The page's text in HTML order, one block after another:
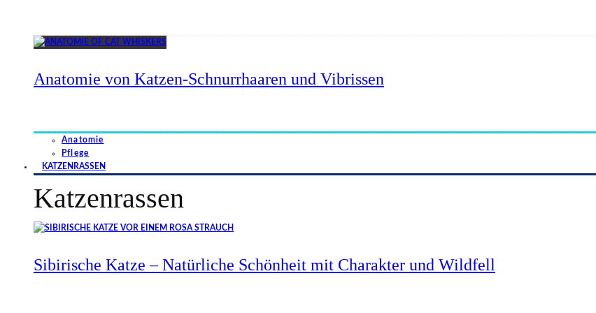
Anatomie von Katzen-Schnurrhaaren und Vibrissen
Anatomie
Pflege
KATZENRASSEN
Katzenrassen
Sibirische Katze – Natürliche Schönheit mit Charakter und Wildfell